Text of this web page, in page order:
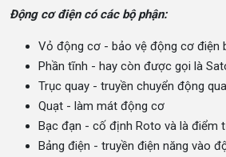
Động cơ điện có các bộ phận:
Vỏ động cơ - bảo vệ động cơ điện
Phần tĩnh - hay còn được gọi là
Trục quay - truyền chuyển động
Quạt - làm mát động cơ
Bạc đạn - cố định Roto và là điểm
Bảng điện - truyền điện năng vào